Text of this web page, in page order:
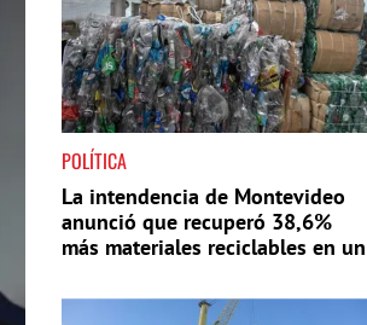
POLÍTICA
La intendencia de Montevideo
anunció que recuperó 38,6%
más materiales reciclables en un